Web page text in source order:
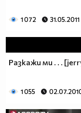
1 072 31.05.2011
Разкажи ми . . .
1 055